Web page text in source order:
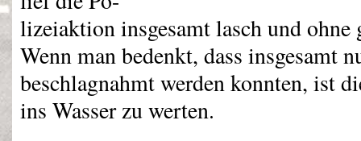
lizeiaktion insgesamt lasch und ohne
Wenn man bedenkt, dass insgesamt
beschlagnahmt werden konnten, ist
ins Wasser zu werten.